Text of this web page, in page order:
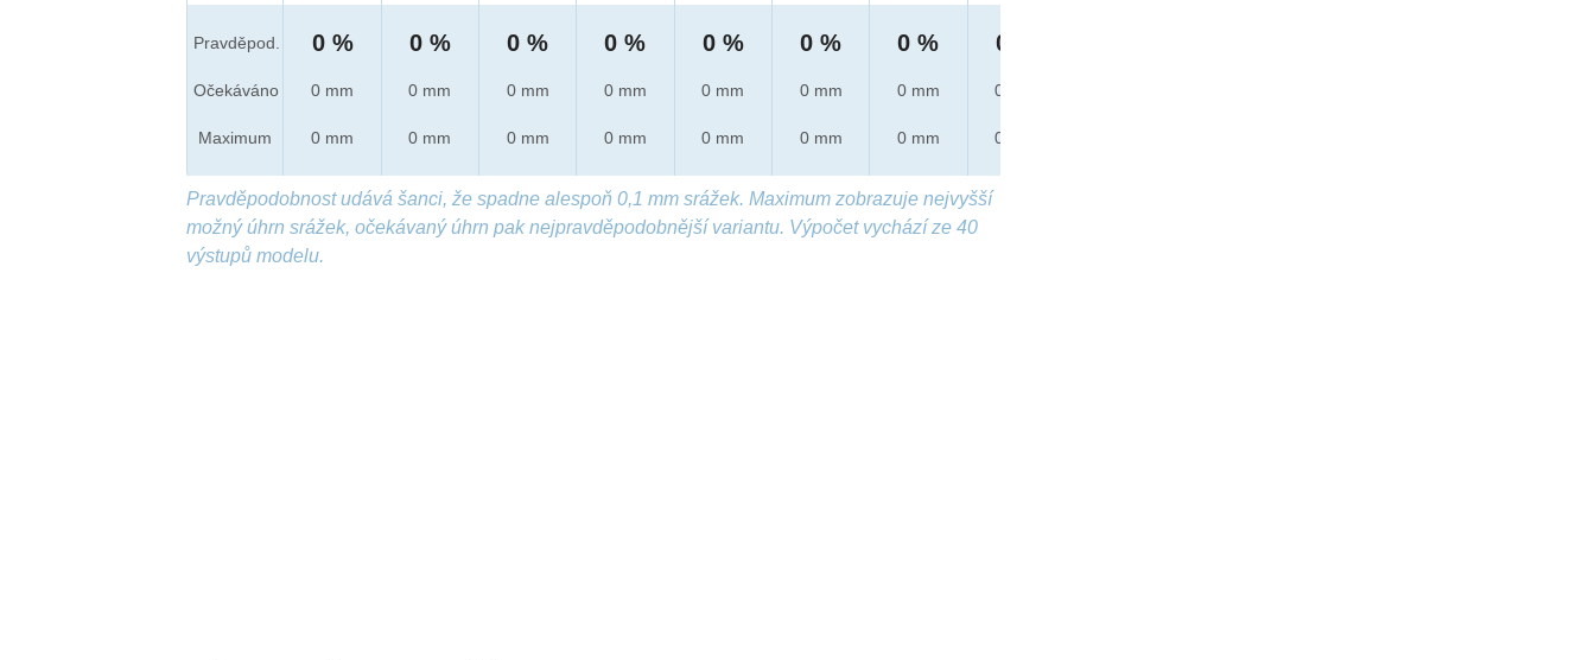
Pravděpod.
Očekáváno
Maximum
0 %
0 mm
0 mm
0 %
0 mm
0 mm
0 %
0 mm
0 mm
0 %
0 mm
0 mm
0 %
0 mm
0 mm
0 %
0 mm
0 mm
0 %
0 mm
0 mm
0 %
0 mm
0 mm
Pravděpodobnost udává šanci, že spadne alespoň 0,1 mm srážek. Maximum zobrazuje nejvyšší
možný úhrn srážek, očekávaný úhrn pak nejpravděpodobnější variantu. Výpočet vychází ze 40
výstupů modelu.